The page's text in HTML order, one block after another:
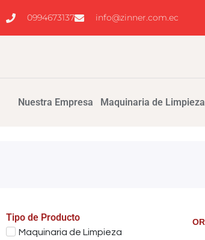
0994673137 info@zinner.com.ec
Nuestra Empresa Maquinaria de Limpieza
Tipo de Producto
Maquinaria de Limpieza